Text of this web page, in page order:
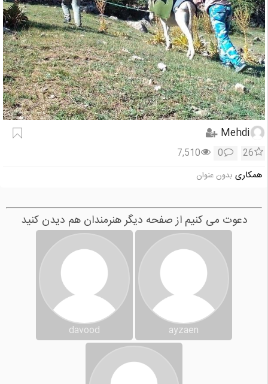
Mehdi
26
0
7,510
همکاری بدون عنوان
دعوت می کنیم از صفحه دیگر هنرمندان هم دیدن کنید
ayzaen
davood